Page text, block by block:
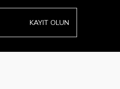
KAYIT OLUN